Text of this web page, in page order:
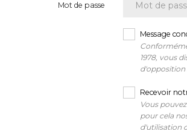
Mot de passe
Message
1978, vous
d'opposition
Recevoir
Vous
pour cela
d'utilisation